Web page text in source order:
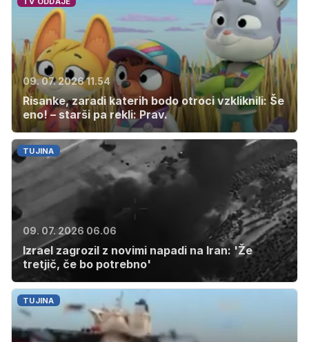
09. 07. 2026 11.54
Risanke, zaradi katerih bodo otroci vzkliknili: Še
eno! – starši pa rekli: Prav.
TUJINA
09. 07. 2026 06.06
Izrael zagrozil z novimi napadi na Iran: 'Že
tretjič, če bo potrebno'
TUJINA